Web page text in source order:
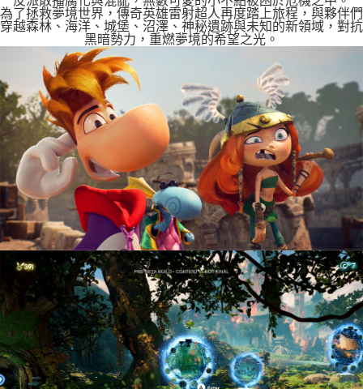
為了拯救夢境世界，傳奇英雄雷射超人再度踏上旅程，與夥伴們
穿越森林、海洋、城堡、沼澤、神秘遺跡與未知的新領域，對抗
黑暗勢力，重燃夢境的希望之光。